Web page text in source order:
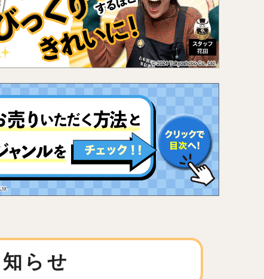
らせ